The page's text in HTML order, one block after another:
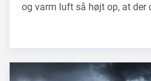
og varm luft så højt op, at der